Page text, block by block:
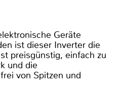
Geräte
ist dieser Inverter die
preisgünstig, einfach zu
und die
von Spitzen und